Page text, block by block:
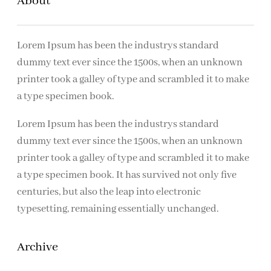
n
Lorem Ipsum has been the industrys standard
dummy text ever since the 1500s, when an unknown
printer took a galley of type and scrambled it to make
a type specimen book.
Lorem Ipsum has been the industrys standard
dummy text ever since the 1500s, when an unknown
printer took a galley of type and scrambled it to make
a type specimen book. It has survived not only five
centuries, but also the leap into electronic
typesetting, remaining essentially unchanged.
Archive